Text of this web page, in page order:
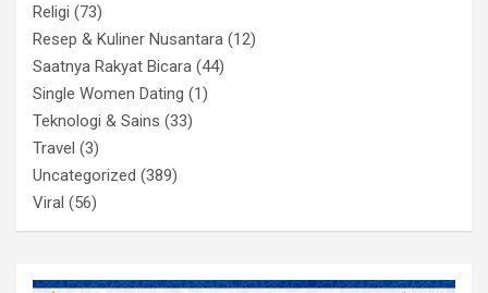
Religi (73)
Resep & Kuliner Nusantara (12)
Saatnya Rakyat Bicara (44)
Single Women Dating (1)
Teknologi & Sains (33)
Travel (3)
Uncategorized (389)
Viral (56)